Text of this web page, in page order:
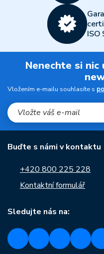
ISO
Nenechte si
Vložením e-mailu souhlasíte s
Buďte s námi v kontaktu
+420 800 225 228
Kontaktní formulář
Sledujte nás na: